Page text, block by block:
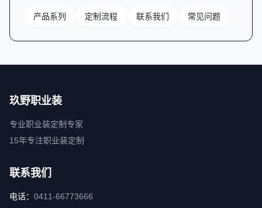
产品系列 定制流程 联系我们 常见问题
玖野职业装
专业职业装定制专家
15年专注职业装定制
联系我们
电话： 0411-66773666